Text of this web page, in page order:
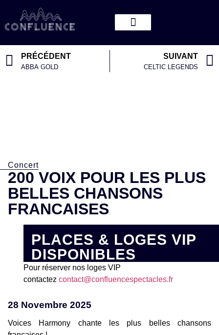
PRÉCÉDENT
ABBA GOLD
SUIVANT
CELTIC LEGENDS
Concert
200 VOIX POUR LES PLUS
BELLES CHANSONS
FRANCAISES
PLACES & LOGES VIP
DISPONIBLES
Pour réserver nos loges VIP
contactez contact@confluencespectacles.fr
28 Novembre 2025
Voices Harmony chante les plus belles chansons